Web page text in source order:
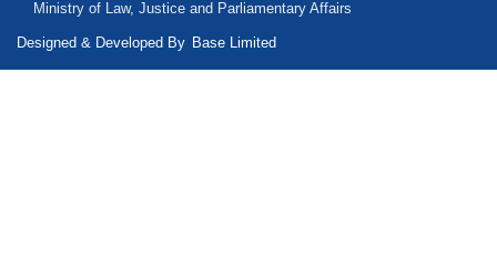
Ministry of Law, Justice and Parliamentary Affairs
Designed & Developed By Base Limited